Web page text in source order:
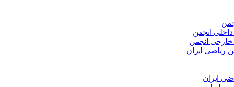
داخلی انجمن
خارجی انجمن
ریاضی ایران
ایران